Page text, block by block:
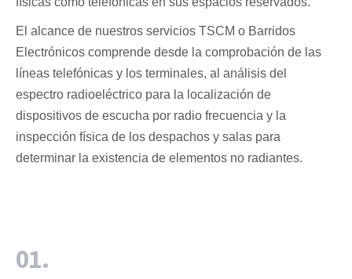
El alcance de nuestros servicios TSCM o Barridos
Electrónicos comprende desde la comprobación de las
líneas telefónicas y los terminales, al análisis del
espectro radioeléctrico para la localización de
dispositivos de escucha por radio frecuencia y la
inspección física de los despachos y salas para
determinar la existencia de elementos no radiantes.
01.